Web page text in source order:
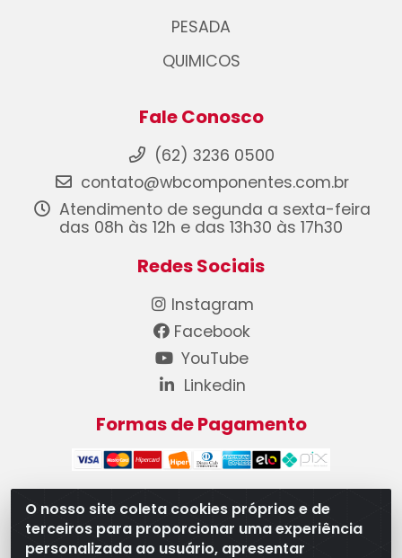
O nosso site coleta cookies próprios e de
terceiros para proporcionar uma experiência
personalizada ao usuário, apresentar
PESADA
QUIMICOS
Fale Conosco
(62) 3236 0500
contato@wbcomponentes.com.br
Atendimento de segunda a sexta-feira
das 08h às 12h e das 13h30 às 17h30
Redes Sociais
Instagram
Facebook
YouTube
Linkedin
Formas de Pagamento
WB Componentes Automotivos LTDA - CNPJ
08.528.393/0001-12 - Rua do Níquel, 667 - Parque